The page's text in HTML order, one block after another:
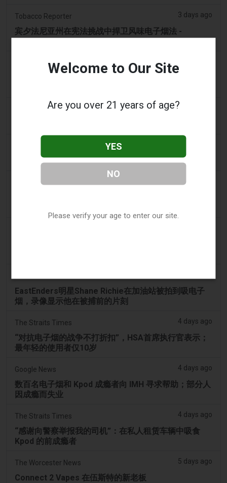
Tobacco Reporter 3 days ago
宾夕法尼亚州在宪法挑战中捍卫风味电子烟法 -
Tobacco Reporter
Confidentenamibia
7NEWS Australia 3 days ago
趣味性电子烟应用在智能手机上依然可以获取
3 days ago
EastEnders明星Shane Richie在加油站被拍到吸电子
烟，录像显示他在被捕前的片刻
The Straits Times 4 days ago
“对抗电子烟的战争不打折扣”，HSA首席执行官表示；
最年轻的使用者仅10岁
Google News 4 days ago
数百名电子烟和 Kpod 成瘾者向 IMH 寻求帮助；部分人
因成瘾而失业
The Straits Times 4 days ago
“感谢向警察举报我的司机”：在私人租赁车辆中吸食
Kpod 的前成瘾者
The Worcester News 5 days ago
Connect 2 Vapes 在伍斯特的新老板
Welcome to Our Site
Are you over 21 years of age?
YES
NO
Please verify your age to enter our site.